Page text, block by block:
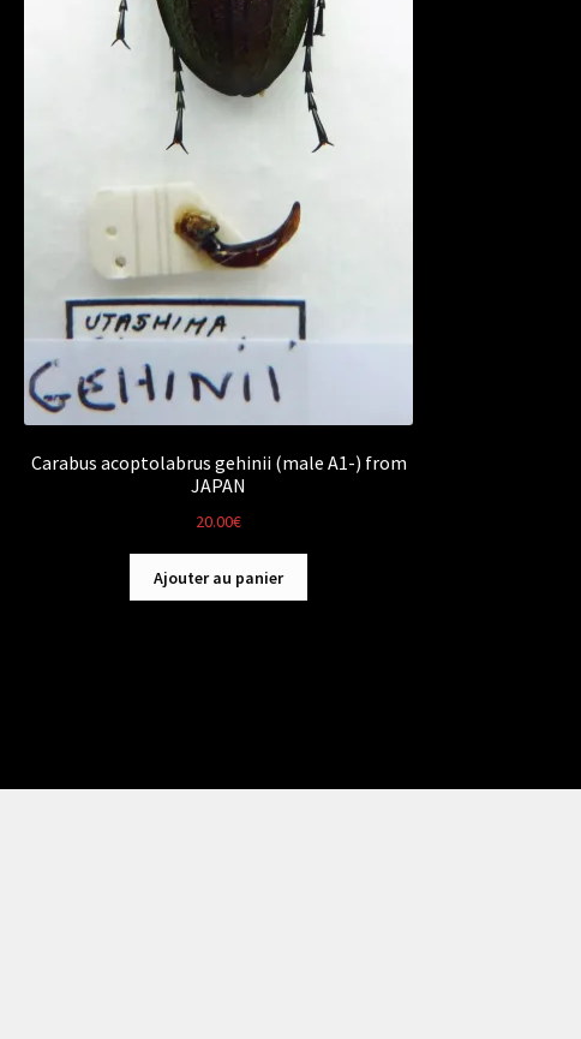
Carabus acoptolabrus gehinii (male A1-) from
JAPAN
20.00€
Ajouter au panier